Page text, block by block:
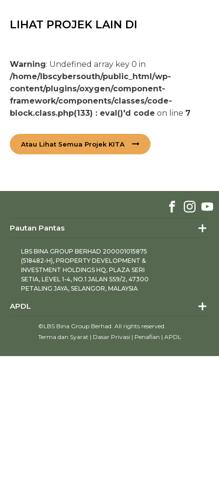
LIHAT PROJEK LAIN DI
Warning: Undefined array key 0 in
/home/lbscybersouth/public_html/wp-
content/plugins/oxygen/component-
framework/components/classes/code-
block.class.php(133) : eval()'d code on line 7
Atau Lihat Semua Projek KITA
Pautan Pantas
LBS BINA GROUP BERHAD 200001015875
(518482-H), PROPERTY DEVELOPMENT &
INVESTMENT HOLDINGS HQ, PLAZA SERI
SETIA, LEVEL 1-4, NO.1 JALAN SS9/2, 47300
PETALING JAYA, SELANGOR, MALAYSIA
APDL
©LBS Bina Group Berhad. All rights reserved.
Terma dan Syarat | Dasar Privasi | Penafian | APDL